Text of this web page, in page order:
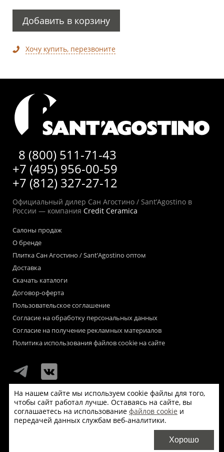
Добавить в корзину
Хочу купить, перезвоните
8 (800) 511-71-43
+7 (495) 956-00-59
+7 (812) 327-27-12
Официальный дилер Сан Агостино / Sant’Agostino в
России — компания Credit Ceramica
Салоны продаж
О бренде
Плитка Сан Агостино / Sant’Agostino оптом
Доставка
Скачать каталоги
Договор-оферта
Пользовательское соглашение
Согласие на обработку персональных данных
Согласие на получение рекламных материалов
Политика использования файлов cookie на сайте
Мы используем файлы «cookie» для функционирования сайта.
Если Вас это не устраивает, пожалуйста, покиньте сайт.
На нашем сайте мы используем cookie файлы для того,
чтобы сайт работал лучше. Оставаясь на сайте, вы
соглашаетесь на использование файлов cookie и
передачей данных службам веб-аналитики.
Хорошо